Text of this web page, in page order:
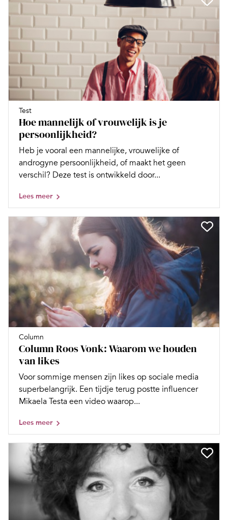
Test
Hoe mannelijk of vrouwelijk is je
persoonlijkheid?
Heb je vooral een mannelijke, vrouwelijke of
androgyne persoonlijkheid, of maakt het geen
verschil? Deze test is ontwikkeld door...
Lees meer
Column
Column Roos Vonk: Waarom we houden
van likes
Voor sommige mensen zijn likes op sociale media
superbelangrijk. Een tijdje terug postte influencer
Mikaela Testa een video waarop...
Lees meer